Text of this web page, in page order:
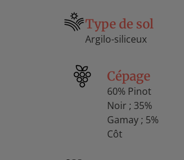
Type de sol
Argilo-siliceux
Cépage
60% Pinot
Noir ; 35%
Gamay ; 5%
Côt